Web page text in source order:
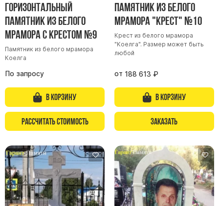
Горизонтальный
памятник из белого
мрамора с крестом №9
Памятник из белого мрамора
Коелга
По запросу
В корзину
Рассчитать стоимость
Памятник из белого
мрамора "Крест" №10
Крест из белого мрамора
"Коелга". Размер может быть
любой
от 188 613 ₽
В корзину
Заказать